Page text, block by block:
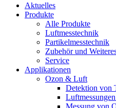
Aktuelles
Produkte
Alle Produkte
Luftmesstechnik
Partikelmesstechnik
Zubehör und
Service
Applikationen
Ozon & Luft
Detektion von
Messung von